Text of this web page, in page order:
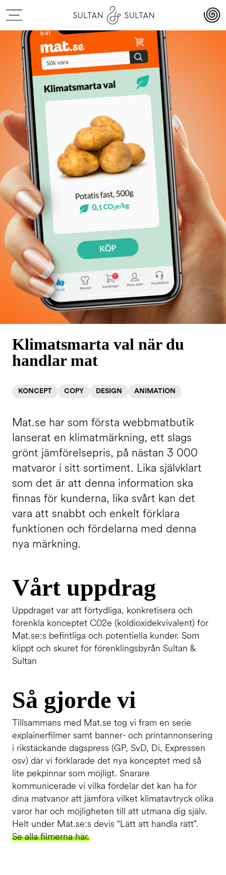
Klimatsmarta val när du
handlar mat
KONCEPT COPY DESIGN ANIMATION
Mat.se har som första webbmatbutik
lanserat en klimatmärkning, ett slags
grönt jämförelsepris, på nästan 3 000
matvaror i sitt sortiment. Lika självklart
som det är att denna information ska
finnas för kunderna, lika svårt kan det
vara att snabbt och enkelt förklara
funktionen och fördelarna med denna
nya märkning.
Vårt uppdrag
Uppdraget var att förtydliga, konkretisera och
förenkla konceptet C02e (koldioxidekvivalent) för
Mat.se:s befintliga och potentiella kunder. Som
klippt och skuret för förenklingsbyrån Sultan &
Sultan
Så gjorde vi
Tillsammans med Mat.se tog vi fram en serie
explainerfilmer samt banner- och printannonsering
i rikstäckande dagspress (GP, SvD, Di, Expressen
osv) där vi förklarade det nya konceptet med så
lite pekpinnar som möjligt. Snarare
kommunicerade vi vilka fördelar det kan ha för
dina matvanor att jämföra vilket klimatavtryck olika
varor har och möjligheten till att utmana dig själv.
Helt under Mat.se:s devis “Lätt att handla rätt”.
Se alla filmerna här.